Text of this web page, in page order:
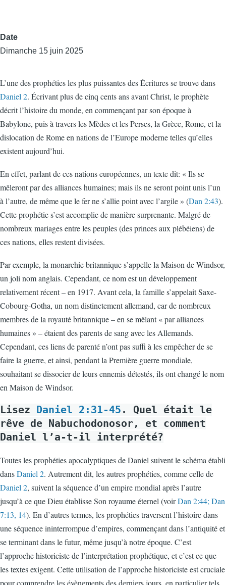
Date
Dimanche 15 juin 2025
L’une des prophéties les plus puissantes des Écritures se trouve dans
Daniel 2. Écrivant plus de cinq cents ans avant Christ, le prophète
décrit l’histoire du monde, en commençant par son époque à
Babylone, puis à travers les Mèdes et les Perses, la Grèce, Rome, et la
dislocation de Rome en nations de l’Europe moderne telles qu’elles
existent aujourd’hui.
En effet, parlant de ces nations européennes, un texte dit: « Ils se
mêleront par des alliances humaines; mais ils ne seront point unis l’un
à l’autre, de même que le fer ne s’allie point avec l’argile » (Dan 2:43).
Cette prophétie s’est accomplie de manière surprenante. Malgré de
nombreux mariages entre les peuples (des princes aux plébéiens) de
ces nations, elles restent divisées.
Par exemple, la monarchie britannique s’appelle la Maison de Windsor,
un joli nom anglais. Cependant, ce nom est un développement
relativement récent – en 1917. Avant cela, la famille s’appelait Saxe-
Cobourg-Gotha, un nom distinctement allemand, car de nombreux
membres de la royauté britannique – en se mêlant « par alliances
humaines » – étaient des parents de sang avec les Allemands.
Cependant, ces liens de parenté n’ont pas suffi à les empêcher de se
faire la guerre, et ainsi, pendant la Première guerre mondiale,
souhaitant se dissocier de leurs ennemis détestés, ils ont changé le nom
en Maison de Windsor.
Lisez Daniel 2:31-45 . Quel était le
rêve de Nabuchodonosor, et comment
Daniel l’a-t-il interprété?
Toutes les prophéties apocalyptiques de Daniel suivent le schéma établi
dansDaniel 2. Autrement dit, les autres prophéties, comme celle de
Daniel 2, suivent la séquence d’un empire mondial après l’autre
jusqu’à ce que Dieu établisse Son royaume éternel (voirDan 2:44; Dan
7:13, 14). En d’autres termes, les prophéties traversent l’histoire dans
une séquence ininterrompue d’empires, commençant dans l’antiquité et
se terminant dans le futur, même jusqu’à notre époque. C’est
l’approche historiciste de l’interprétation prophétique, et c’est ce que
les textes exigent. Cette utilisation de l’approche historiciste est cruciale
pour comprendre les évènements des derniers jours, en particulier tels